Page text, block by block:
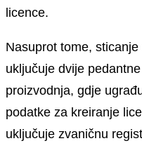
licence.
Nasuprot tome,
uključuje dvije
proizvodnja, gdje
podatke za kreiranje
uključuje zvaničnu